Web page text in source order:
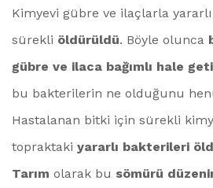
Kimyevi gübre ve ilaçlarla
sürekli öldürüldü. Böyle olunca
gübre ve ilaca bağımlı hale
bu bakterilerin ne olduğunu
Hastalanan bitki için sürekli
topraktaki yararlı bakterileri
Tarım olarak bu sömürü